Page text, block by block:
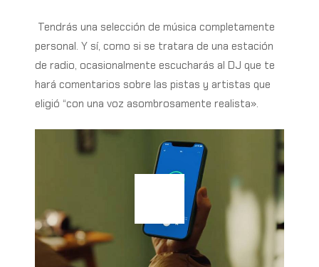
Tendrás una selección de música completamente
personal. Y sí, como si se tratara de una estación
de radio, ocasionalmente escucharás al DJ que te
hará comentarios sobre las pistas y artistas que
eligió “con una voz asombrosamente realista».
Play Video